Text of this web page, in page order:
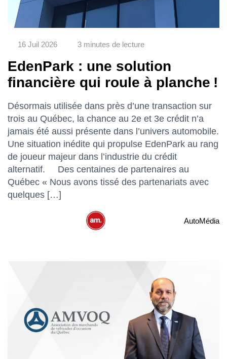
16 Juil 2026 3 minutes de lecture
EdenPark : une solution
financière qui roule à planche !
Désormais utilisée dans près d’une transaction sur
trois au Québec, la chance au 2e et 3e crédit n’a
jamais été aussi présente dans l’univers automobile.
Une situation inédite qui propulse EdenPark au rang
de joueur majeur dans l’industrie du crédit
alternatif. Des centaines de partenaires au
Québec « Nous avons tissé des partenariats avec
quelques […]
AutoMédia